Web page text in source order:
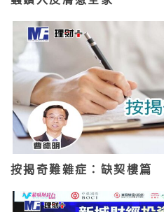
按揭奇難雜症：缺契樓篇